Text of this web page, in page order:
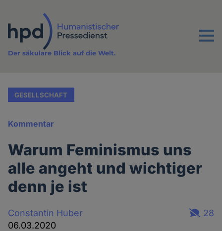
Inhalt
Menu
Der säkulare Blick auf die Welt.
GESELLSCHAFT
Kommentar
Warum Feminismus uns
alle angeht und wichtiger
denn je ist
Constantin Huber
06.03.2020
28